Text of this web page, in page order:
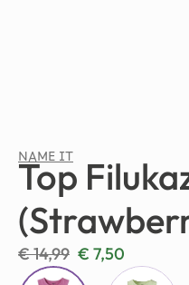
NAME IT
Top
€14,99 € 7,50